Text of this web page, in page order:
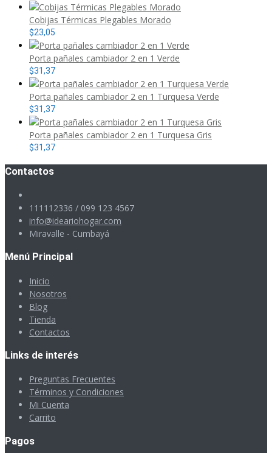
Cobijas Térmicas Plegables Morado
$23,05
Porta pañales cambiador 2 en 1 Verde
$31,37
Porta pañales cambiador 2 en 1 Turquesa Verde
$31,37
Porta pañales cambiador 2 en 1 Turquesa Gris
$31,37
Contactos
111112336 / 099 123 4567
info@ideariohogar.com
Miravalle - Cumbayá
Menú Principal
Inicio
Nosotros
Blog
Tienda
Contactos
Links de interés
Preguntas Frecuentes
Términos y Condiciones
Mi Cuenta
Carrito
Pagos